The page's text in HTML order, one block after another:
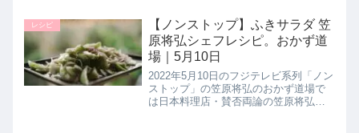
す。夏野菜が美味しい季節が到来！牛
肉と合わせてたっぷりの夏野菜...
レシピ
【ノンストップ】ふきサラダ 笠
原将弘シェフレシピ。おかず道
場｜5月10日
2022年5月10日のフジテレビ系列「ノン
ストップ」の笠原将弘のおかず道場で
は日本料理店・賛否両論の笠原将弘シ